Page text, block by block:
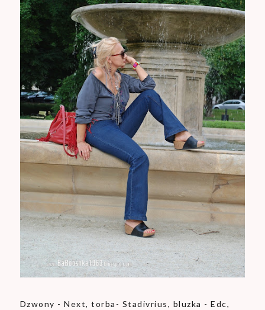
Dzwony - Next, torba- Stadivrius, bluzka - Edc,